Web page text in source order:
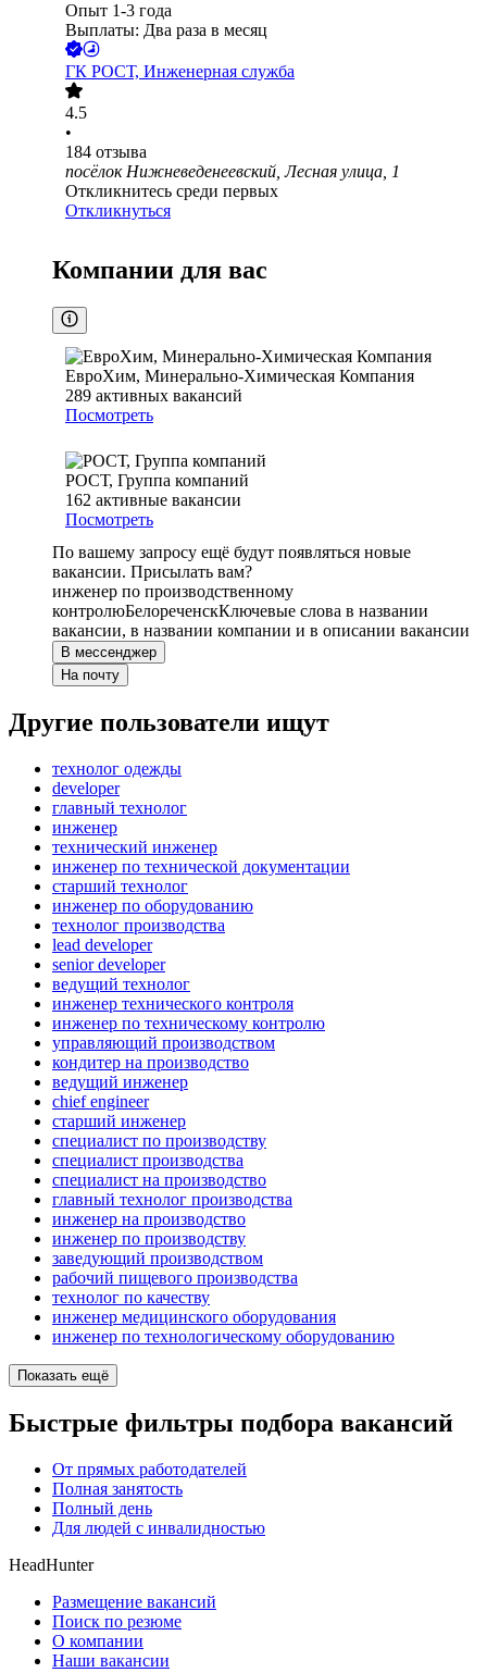
Опыт 1-3 года
Выплаты: Два раза в месяц
ГК РОСТ, Инженерная служба
4.5
•
184 отзыва
посёлок Нижневеденеевский, Лесная улица, 1
Откликнитесь среди первых
Откликнуться
Компании для вас
ЕвроХим, Минерально-Химическая Компания
289 активных вакансий
Посмотреть
РОСТ, Группа компаний
162 активные вакансии
Посмотреть
По вашему запросу ещё будут появляться новые
вакансии. Присылать вам?
инженер по производственному
контролюБелореченскКлючевые слова в названии
вакансии, в названии компании и в описании вакансии
В мессенджер
На почту
Другие пользователи ищут
технолог одежды
developer
главный технолог
инженер
технический инженер
инженер по технической документации
старший технолог
инженер по оборудованию
технолог производства
lead developer
senior developer
ведущий технолог
инженер технического контроля
инженер по техническому контролю
управляющий производством
кондитер на производство
ведущий инженер
chief engineer
старший инженер
специалист по производству
специалист производства
специалист на производство
главный технолог производства
инженер на производство
инженер по производству
заведующий производством
рабочий пищевого производства
технолог по качеству
инженер медицинского оборудования
инженер по технологическому оборудованию
Показать ещё
Быстрые фильтры подбора вакансий
От прямых работодателей
Полная занятость
Полный день
Для людей с инвалидностью
HeadHunter
Размещение вакансий
Поиск по резюме
О компании
Наши вакансии